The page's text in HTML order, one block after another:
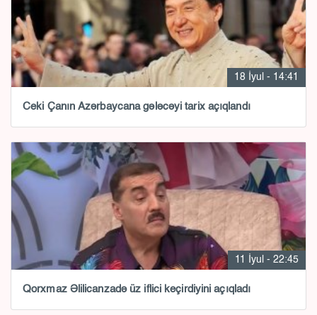
18 İyul - 14:41
Ceki Çanın Azərbaycana gələcəyi tarix açıqlandı
11 İyul - 22:45
Qorxmaz Əlilicanzadə üz iflici keçirdiyini açıqladı